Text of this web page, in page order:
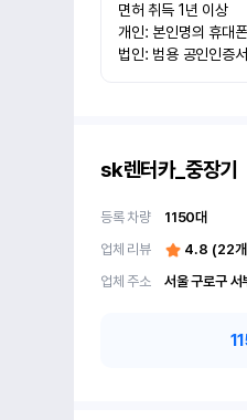
면허 취득 1년 이상
개인: 본인명의 휴대
법인: 범용 공인인증
sk렌터카_중장기
등록 차량 1150대
업체 리뷰
4.8 (22
업체 주소
서울 구로구